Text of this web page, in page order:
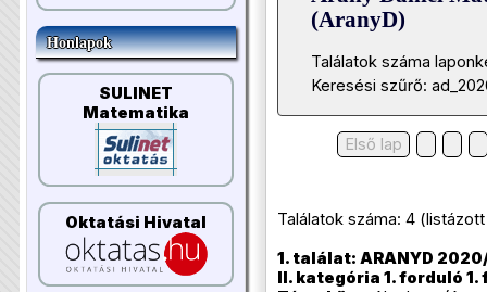
Honlapok
SULINET
Matematika
Oktatási Hivatal
(AranyD)
Találatok száma
Keresési szűrő:
Első lap
Találatok száma: 4
1. találat: ARANYD
II. kategória 1. forduló